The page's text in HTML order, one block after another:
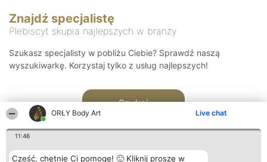
ORŁY Body Art Live chat
11:46
Cześć, chętnie Ci pomogę! 🙂 Kliknij proszę w
Znajdź specjalistę
Plebiscyt skupia najlepszych w branży
Szukasz specjalisty w pobliżu Ciebie? Sprawdź naszą
wyszukiwarkę. Korzystaj tylko z usług najlepszych!
Szukaj